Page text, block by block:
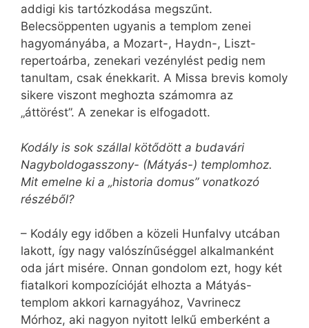
addigi kis tartózkodása megszűnt.
Belecsöppenten ugyanis a templom zenei
hagyományába, a Mozart-, Haydn-, Liszt-
repertoárba, zenekari vezénylést pedig nem
tanultam, csak énekkarit. A Missa brevis komoly
sikere viszont meghozta számomra az
„áttörést”. A zenekar is elfogadott.
Kodály is sok szállal kötődött a budavári
Nagyboldogasszony- (Mátyás-) templomhoz.
Mit emelne ki a „historia domus” vonatkozó
részéből?
– Kodály egy időben a közeli Hunfalvy utcában
lakott, így nagy valószínűséggel alkalmanként
oda járt misére. Onnan gondolom ezt, hogy két
fiatalkori kompozícióját elhozta a Mátyás-
templom akkori karnagyához, Vavrinecz
Mórhoz, aki nagyon nyitott lelkű emberként a